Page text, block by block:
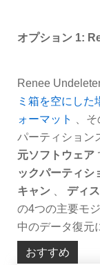
オプション 1:
Renee
ミ箱を空にした
ォーマット
、
パーティション
元ソフトウェア
ックパーティシ
キャン
ディ
の4つの主要モ
中のデータ復元
おすすめ